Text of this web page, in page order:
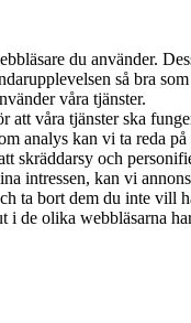
du använder.
så bra
våra tjänster.
att våra tjänster ska
analys kan vi ta reda
och
intressen, kan vi
ta bort dem du inte vill
de olika webbläsarna